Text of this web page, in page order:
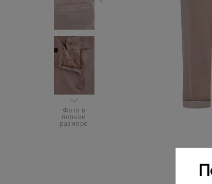
Фото в
полном
размере